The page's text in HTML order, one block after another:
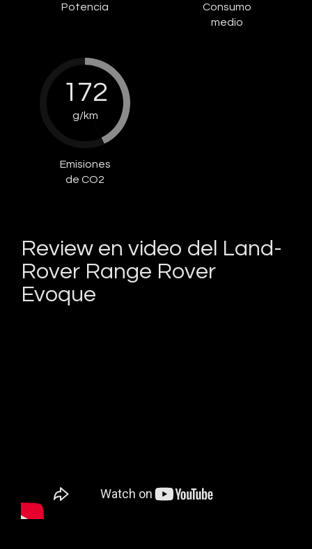
Potencia
Consumo
medio
172
g/km
Emisiones
de CO2
Review en video del Land-
Rover Range Rover
Evoque